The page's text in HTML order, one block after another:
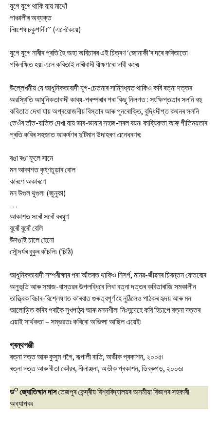
যুগে যুগে থাকি যায় মাথোঁ
পাঞ্চালীৰ অব্যক্ত
নিঃশেষ চকুপানী৷’’ (এনেকৈয়ে)
যুগে যুগে নাৰীৰ প্ৰতি হৈ অহা অবিচাৰৰ এই চিত্ৰণ ‘জোনাকী’ৰ দৰে কবিতাতো
পৰিলক্ষিত হয়৷ এনে কবিতাই নাৰীবাদী বীক্ষণৰো দাবী কৰে৷
উল্লেখনীয় যে আধুনিকতাবাদী যুগ-চেতনাৰ সান্নিধ্যত থাকিও কবি ৰত্না দত্তৰ
অৱস্থিতি আধুনিকতাবাদী কাব্য-পৰম্পৰাৰ পৰা কিছু নিলগত : সংক্ষিপ্ততাৰ সলনি বহু
কবিতাত দেখা যায় অপ্ৰয়োজনীয় বিস্তাৰ আৰু পুনৰোক্তি, বুদ্ধিদীপ্ত কথনৰ সলনি
তেওঁৰ তাঁত-বাতিত দেখা যায় ভাব-ভাষাৰ সহজ-সৰল বয়ন৷ কাব্যিকতা আৰু গীতিময়তাৰ
প্ৰতি কবিৰ সহজাত আকৰ্ষণৰ দুটিমান উদাহৰণ এনেধৰণৰ:
ৰঙা ৰঙা ফুলে সানে
মন আকাশত কৃষ্ণচূড়াৰ বোল
কাৰণে অকাৰণে
মন উগুল থুগুল৷ (জুনুকা)
…
আকাশত সৰোঁ সৰোঁ বৰষুণ
বুৰোঁ বুৰোঁ বেলি
উদঙাই চালে হেনো
সৌন্দৰ্যৰ বুকুৰ কাঁচলি৷ (চিঠি)
আধুনিকতাবাদী সম্পৰীক্ষাৰ পৰা আঁতৰত থাকিও নিসৰ্গ, মানৱ-জীৱনৰ চিৰন্তন কেতবোৰ
অনুভূতি আৰু সমাজ-বাস্তৱৰ উপলব্ধিৰে লিখা ৰত্না দত্তৰ কবিতাৰাজি সমকালীন
তাত্ত্বিক বিচাৰ-বিশ্লেষণত ক’ৰবাত গুৰুত্বপূৰ্ণ হৈ নুঠিলেও পাঠকৰ হৃদয় আৰু মন
আলোড়িত কৰিব পৰাকৈ সুখপাঠ্য আৰু মননশীল৷ নিঃসন্দেহে কবি হিচাপে ৰত্না দত্তৰ
এয়াই সাৰ্থকতা – সম্ভৱতঃ কবিৰো অভিপ্সা আছিল এয়েই৷
গ্ৰন্থপঞ্জী
ৰত্না দত্ত আৰু কুসুম গগৈ, ৰূপালী ৰাতি, অভীক প্ৰকাশন, ২০০৫৷
ৰত্না দত্ত আৰু ৰীতা কোঁৱৰ, নীলাঞ্জনা, অভীক প্ৰকাশন, ডিব্ৰুগড়, ২০০৬৷
ড੦ জ্যোতিষ্মান দাসতেজপুৰ কেন্দ্ৰীয় বিশ্ববিদ্যালয়ৰ অসমীয়া বিভাগৰ সহকাৰী
অধ্যাপক৷